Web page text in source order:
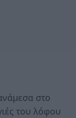
στο
του λόφου